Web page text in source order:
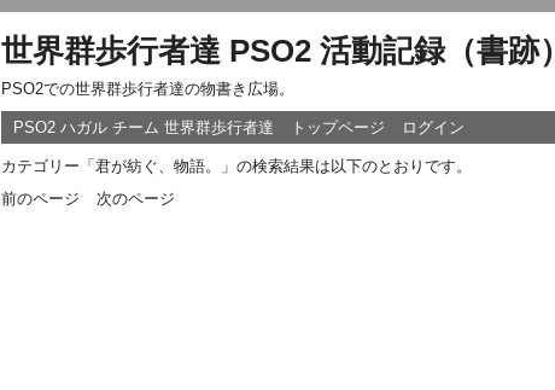
世界群歩行者達 PSO2 活動記録（書跡）
PSO2での世界群歩行者達の物書き広場。
PSO2 ハガル チーム 世界群歩行者達 トップページ ログイン
カテゴリー「君が紡ぐ、物語。」の検索結果は以下のとおりです。
前のページ
次のページ